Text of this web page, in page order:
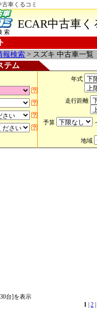
車くるコミ
索
ECAR中古車
報検索 > スズキ 中古車一覧
テム
年式
走行距離
予算
地域
台]を表示
1 2